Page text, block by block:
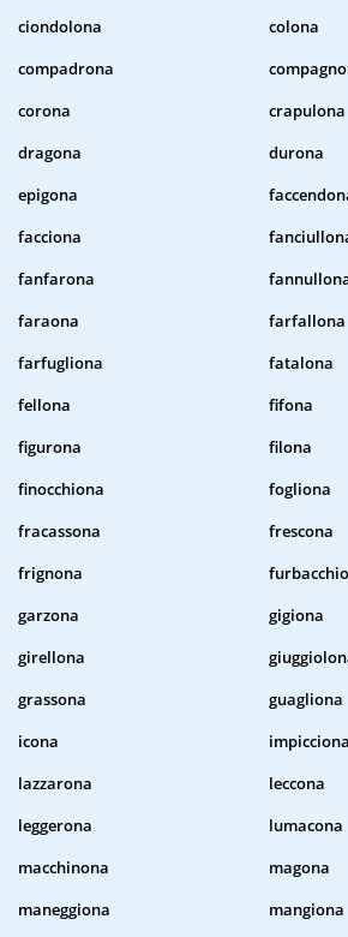
ciondolona
colona
compadrona
corona
crapulona
dragona
durona
epigona
facciona
fanfarona
faraona
farfallona
farfugliona
fatalona
fellona
fifona
figurona
filona
finocchiona
fogliona
fracassona
frescona
frignona
garzona
gigiona
girellona
grassona
guagliona
icona
impicciona
lazzarona
leccona
leggerona
lumacona
macchinona
magona
maneggiona
mangiona